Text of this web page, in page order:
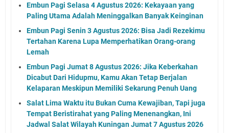
Embun Pagi Selasa 4 Agustus 2026: Kekayaan yang
Paling Utama Adalah Meninggalkan Banyak Keinginan
Embun Pagi Senin 3 Agustus 2026: Bisa Jadi Rezekimu
Tertahan Karena Lupa Memperhatikan Orang-orang
Lemah
Embun Pagi Jumat 8 Agustus 2026: Jika Keberkahan
Dicabut Dari Hidupmu, Kamu Akan Tetap Berjalan
Kelaparan Meskipun Memiliki Sekarung Penuh Uang
Salat Lima Waktu itu Bukan Cuma Kewajiban, Tapi juga
Tempat Beristirahat yang Paling Menenangkan, Ini
Jadwal Salat Wilayah Kuningan Jumat 7 Agustus 2026